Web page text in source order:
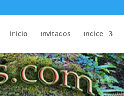
inicio Invitados Indice